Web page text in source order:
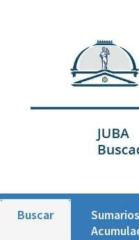
Buscar
Sumarios